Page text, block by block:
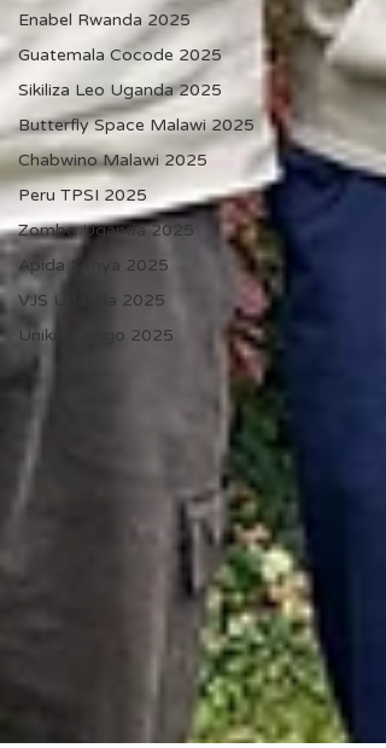
Enabel Rwanda 2025
Guatemala Cocode 2025
Sikiliza Leo Uganda 2025
Butterfly Space Malawi 2025
Chabwino Malawi 2025
Peru TPSI 2025
Zombo Uganda 2025
Apida Kenya 2025
VJS Uganda 2025
Unikin Congo 2025